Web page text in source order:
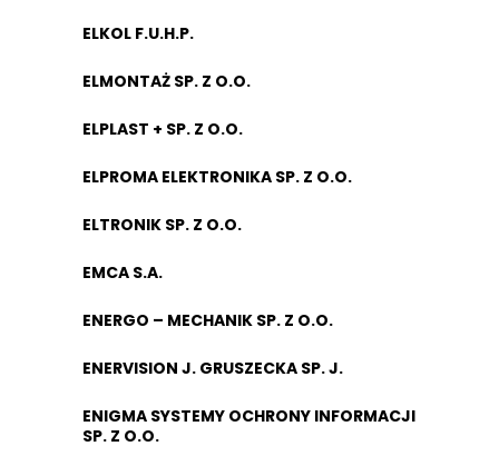
ELKOL F.U.H.P.
ELMONTAŻ SP. Z O.O.
ELPLAST + SP. Z O.O.
ELPROMA ELEKTRONIKA SP. Z O.O.
ELTRONIK SP. Z O.O.
EMCA S.A.
ENERGO – MECHANIK SP. Z O.O.
ENERVISION J. GRUSZECKA SP. J.
ENIGMA SYSTEMY OCHRONY INFORMACJI
SP. Z O.O.